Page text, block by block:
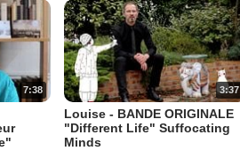
7:38 3:37
Louise - BANDE ORIGINALE
"Different Life" Suffocating
Minds